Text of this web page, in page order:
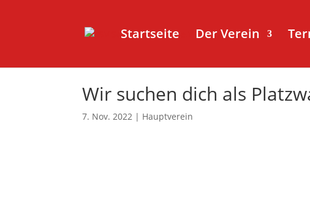
Startseite Der Verein
Wir suchen dich als
7. Nov. 2022 | Hauptverein